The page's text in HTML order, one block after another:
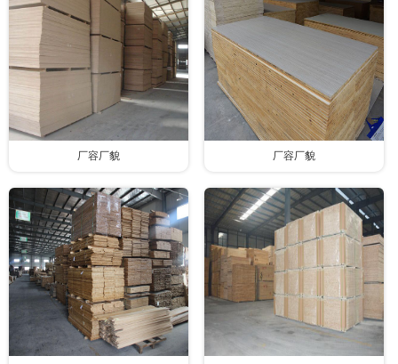
厂容厂貌 厂容厂貌